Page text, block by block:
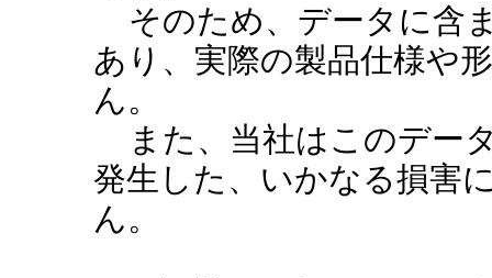
そのため、データに含
あり、実際の製品仕様や
ん。
また、当社はこのデー
発生した、いかなる損害
ん。